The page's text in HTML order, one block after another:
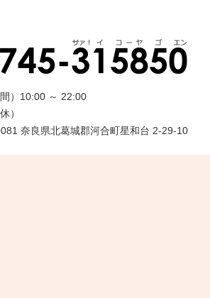
） 10:00 ～ 22:00
）
奈良県北葛城郡河合町星和台 2-29-10